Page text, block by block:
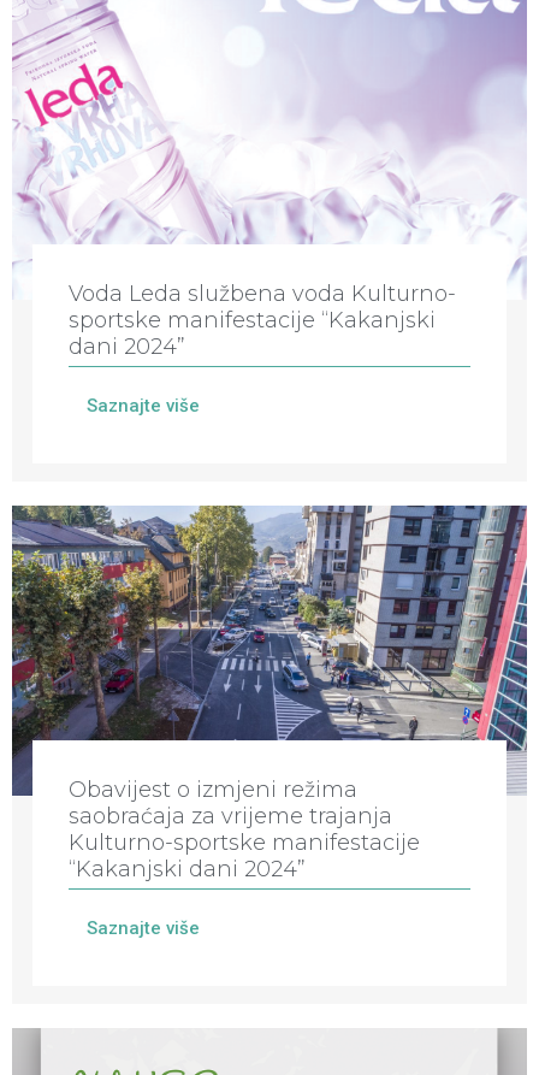
Voda Leda službena voda Kulturno-
sportske manifestacije “Kakanjski
dani 2024”
Saznajte više
Obavijest o izmjeni režima
saobraćaja za vrijeme trajanja
Kulturno-sportske manifestacije
“Kakanjski dani 2024”
Saznajte više